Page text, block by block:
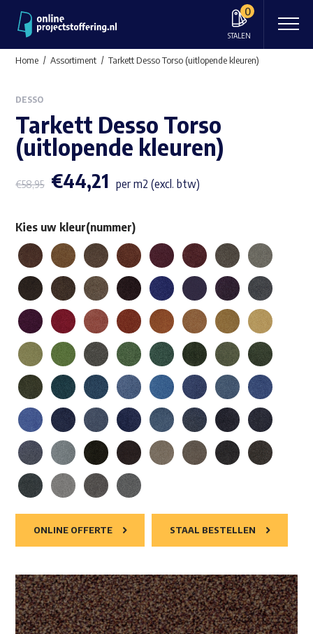
0
STALEN
Home Assortiment Tarkett Desso Torso (uitlopende kleuren)
DESSO
Tarkett Desso Torso
(uitlopende kleuren)
€58,95 €44,21 per m2 (excl. btw)
Kies uw kleur(nummer)
ONLINE OFFERTE STAAL BESTELLEN